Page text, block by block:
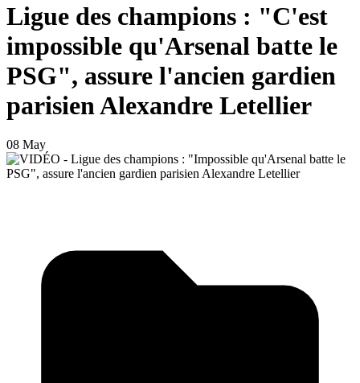
Ligue des champions : "C'est
impossible qu'Arsenal batte le
PSG", assure l'ancien gardien
parisien Alexandre Letellier
08 May